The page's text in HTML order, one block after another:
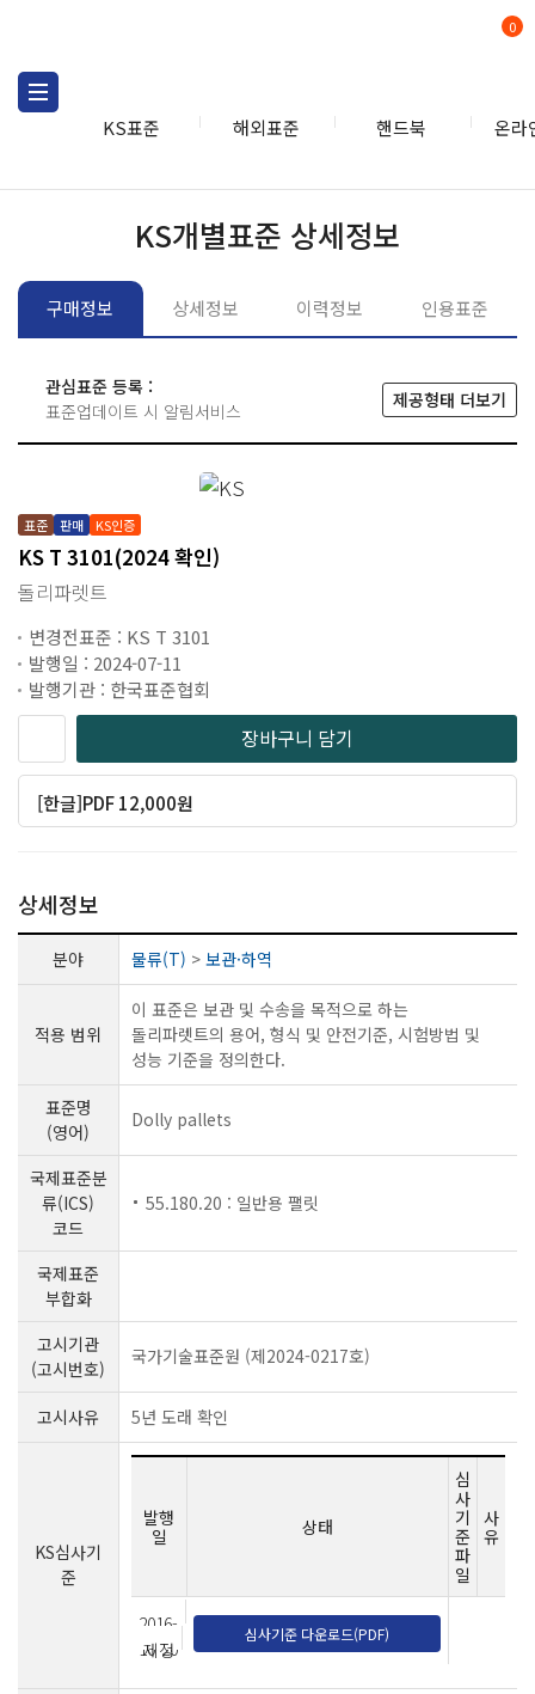
KS표준 해외표준 핸드북 온라
0
KS개별표준 상세정보
구매정보 상세정보 이력정보 인용표준
관심표준 등록 :
표준업데이트 시 알림서비스
제공형태 더보기
표준 판매 KS인증
KS T 3101(2024 확인)
돌리파렛트
변경전표준 : KS T 3101
발행일 : 2024-07-11
발행기관 : 한국표준협회
장바구니 담기
[한글]PDF 12,000원
상세정보
분야 물류(T) > 보관·하역
적용 범위
이 표준은 보관 및 수송을 목적으로 하는
돌리파렛트의 용어, 형식 및 안전기준, 시험방법 및
성능 기준을 정의한다.
표준명
(영어)
Dolly pallets
국제표준분
류(ICS)
코드
55.180.20 : 일반용 팰릿
국제표준
부합화
고시기관
(고시번호)
국가기술표준원 (제2024-0217호)
고시사유 5년 도래 확인
KS심사기
준
발행
일
상태
심
사
기
준
파
일
사
유
2016-
10-20
제정
심사기준 다운로드(PDF)